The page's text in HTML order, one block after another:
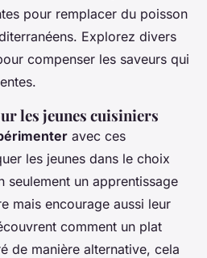
pour remplacer du poisson
Explorez divers
compenser les saveurs qui
les jeunes cuisiniers
avec ces
les jeunes dans le choix
seulement un apprentissage
mais encourage aussi leur
comment un plat
de manière alternative, cela